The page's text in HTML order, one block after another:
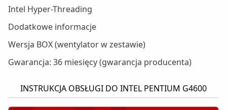
Intel Hyper-Threading
Dodatkowe informacje
Wersja BOX (wentylator w zestawie)
Gwarancja: 36 miesięcy (gwarancja producenta)
INSTRUKCJA OBSŁUGI DO INTEL PENTIUM G4600